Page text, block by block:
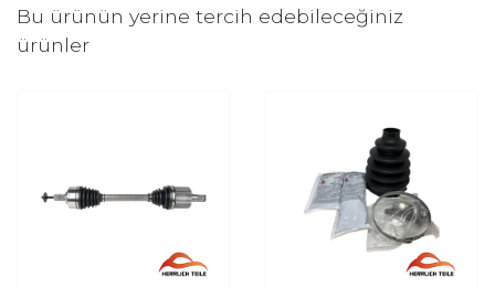
Bu ürünün yerine tercih edebileceğiniz
ürünler